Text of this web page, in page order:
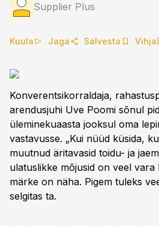
Supplier Plus
Kuula Jaga Salvesta Vihja
Konverentsikorraldaja,
arendusjuhi Uve Poomi sõnul
üleminekuaasta jooksul oma
vastavusse. „Kui nüüd küsida,
muutnud äritavasid toidu- ja
ulatuslikke mõjusid on veel vara
märke on näha. Pigem tuleks
selgitas ta.